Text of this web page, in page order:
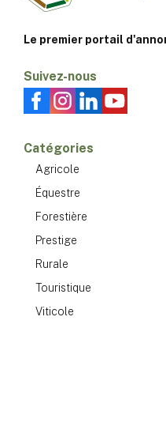
Le premier portail
Suivez-nous
Catégories
Agricole
Équestre
Forestière
Prestige
Rurale
Touristique
Viticole